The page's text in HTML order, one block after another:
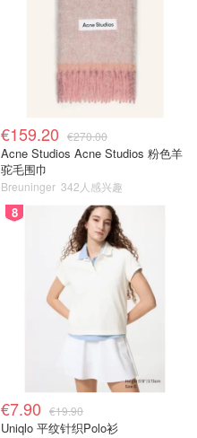
€159.20 €270.00
Acne Studios Acne Studios 粉色羊
驼毛围巾
Breuninger 342人感兴趣
8
€7.90 €19.90
Uniqlo 平纹针织Polo衫